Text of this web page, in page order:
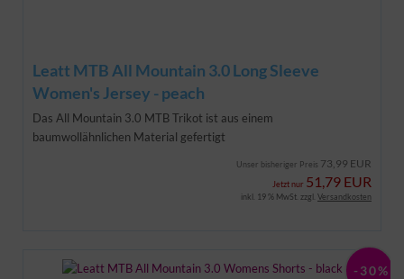
Leatt MTB All Mountain 3.0 Long Sleeve
Women's Jersey - peach
Das All Mountain 3.0 MTB Trikot ist aus einem
baumwollähnlichen Material gefertigt
Unser bisheriger Preis 73,99 EUR
Jetzt nur 51,79 EUR
inkl. 19 % MwSt. zzgl. Versandkosten
-30%